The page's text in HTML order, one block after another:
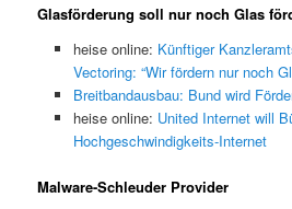
Glasförderung soll nur noch Glas
heise online: Künftiger
Vectoring: “Wir fördern nur noch
Breitbandausbau: Bund wird
heise online: United Internet will
Hochgeschwindigkeits-Internet
Malware-Schleuder Provider